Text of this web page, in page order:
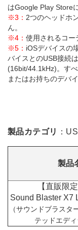
はGoogle Play Store
※3： 2つのヘッドホ
ん。
※4： 使用されるコー
※5： iOSデバイスの
バイスとのUSB接続
(16bit/44.1kHz)。す
またはお持ちのデバ
製品カテゴリ ：
製品
【直販限
Sound Blaster X7
（サウンドブラスタ
テッドエディ